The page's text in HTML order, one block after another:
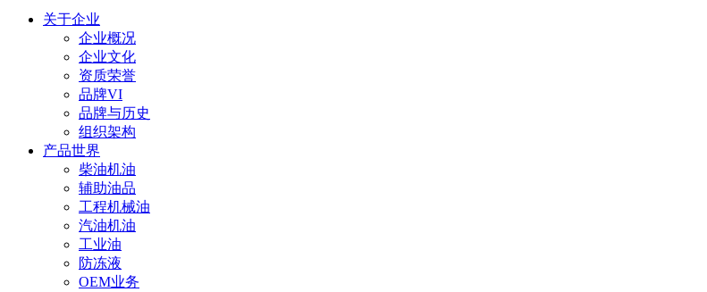
关于企业
企业概况
企业文化
资质荣誉
品牌VI
品牌与历史
组织架构
产品世界
柴油机油
辅助油品
工程机械油
汽油机油
工业油
防冻液
OEM业务